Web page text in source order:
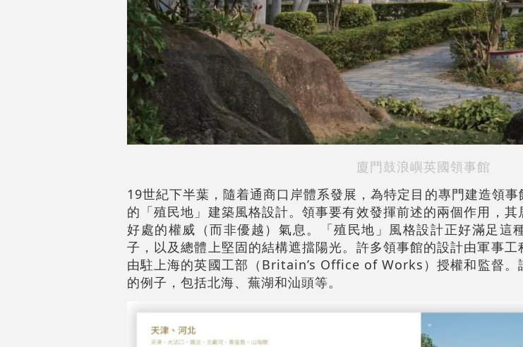
廈門鼓浪嶼英國領事館
19世紀下半葉，隨着通商口岸體系發展，為特定目的專門建造領
的「殖民地」建築風格設計。領事要有效發揮前述的兩個作用，
好處的權威（而非優越）氣息。「殖民地」風格設計正好滿足這
子，以及總體上堅固的結構遮擋陽光。許多領事館的設計由軍事
由駐上海的英國工部（Britain’s Office of Works）授權和監督。
的例子，包括北海、蕪湖和汕頭等。